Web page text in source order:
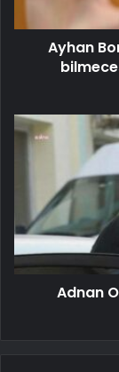
Ayhan
Adnan